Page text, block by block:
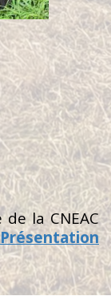
la CNEAC
Présentation